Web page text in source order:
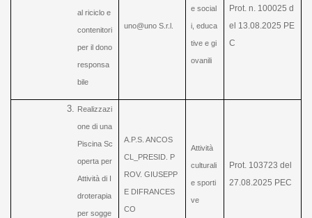
al riciclo e
contenitori
per il dono
responsa
bile
uno@uno S.r.l.
e social
i, educa
tive e gi
ovanili
Prot. n. 100025 d
el 13.08.2025 PE
C
Realizzazi
one di una
Piscina Sc
operta per
Attività di I
droterapia
per sogge
A.P.S.ANCOS
CL_PRESID. P
ROV. GIUSEPP
E DIFRANCES
CO
Attività
culturali
e sporti
ve
Prot. 103723 del
27.08.2025 PEC